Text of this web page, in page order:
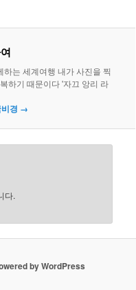
하는 세계여행 내가 사진을 찍
하기 때문이다 '자끄 앙리 라
경 →
다.
by WordPress